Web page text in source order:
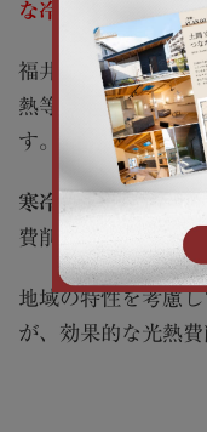
な冷暖房エネルギー
福井県の場合、地
熱等級でも地域に
す。
寒冷地ほど高い断
費削減額も大きく
地域の特性を考慮
が、効果的な光熱費